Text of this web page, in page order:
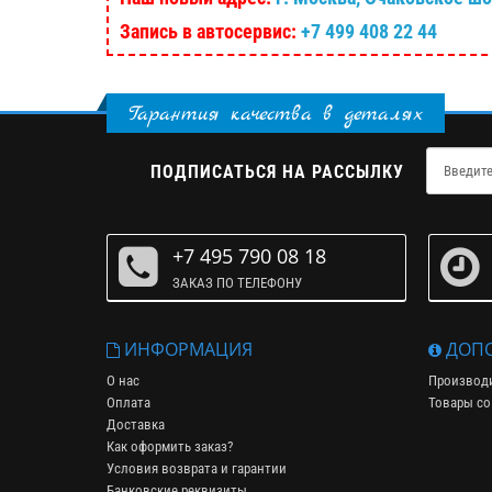
Запись в автосервис: +7 499 408 22 44
Гарантия качества в деталях
ПОДПИСАТЬСЯ НА РАССЫЛКУ
+7 495 790 08 18
ЗАКАЗ ПО ТЕЛЕФОНУ
ИНФОРМАЦИЯ
О нас
Оплата
Доставка
Как оформить заказ?
Условия возврата и гарантии
Товары